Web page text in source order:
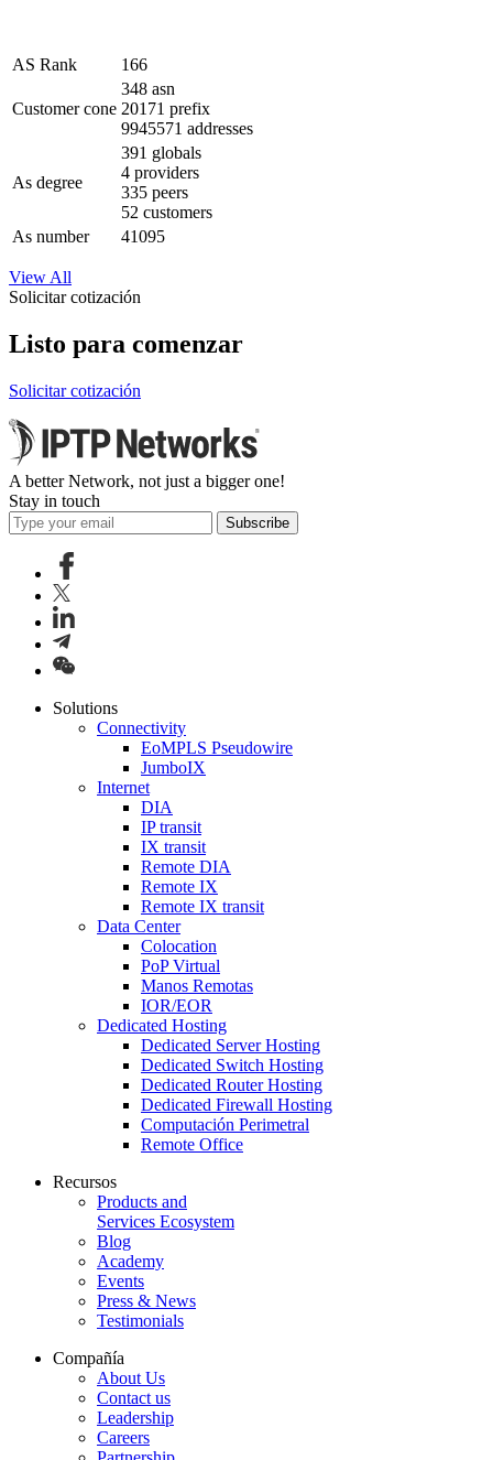
AS Rank 166
Customer cone
348 asn
20171 prefix
9945571 addresses
As degree
391 globals
4 providers
335 peers
52 customers
As number
41095
View All
Solicitar cotización
Listo para comenzar
Solicitar cotización
A better Network, not just a bigger one!
Stay in touch
Subscribe
Solutions
Connectivity
EoMPLS Pseudowire
JumboIX
Internet
DIA
IP transit
IX transit
Remote DIA
Remote IX
Remote IX transit
Data Center
Colocation
PoP Virtual
Manos Remotas
IOR/EOR
Dedicated Hosting
Dedicated Server Hosting
Dedicated Switch Hosting
Dedicated Router Hosting
Dedicated Firewall Hosting
Computación Perimetral
Remote Office
Recursos
Products and
Services Ecosystem
Blog
Academy
Events
Press & News
Testimonials
Compañía
About Us
Contact us
Leadership
Careers